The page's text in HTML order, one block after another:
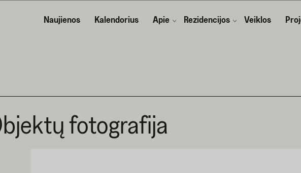
Naujienos Kalendorius Apie Rezidencijos Veiklos
fotografija